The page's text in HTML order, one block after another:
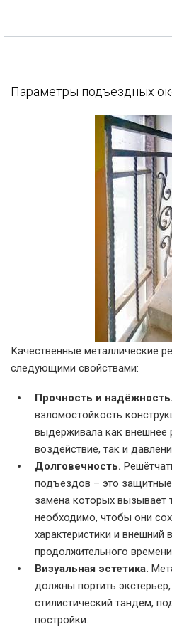
Параметры подъездных
Качественные металлические
следующими свойствами:
Прочность и надёжность.
взломостойкость
выдерживала как внешнее
воздействие, так и
Долговечность.
подъездов – это защитные
замена которых вызывает
необходимо, чтобы они
характеристики и внешний
продолжительного
Визуальная эстетика.
должны портить
стилистический тандем,
постройки.